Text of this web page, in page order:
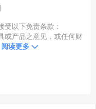
受以下免责条款：
或产品之意见，或任何财
阅读更多